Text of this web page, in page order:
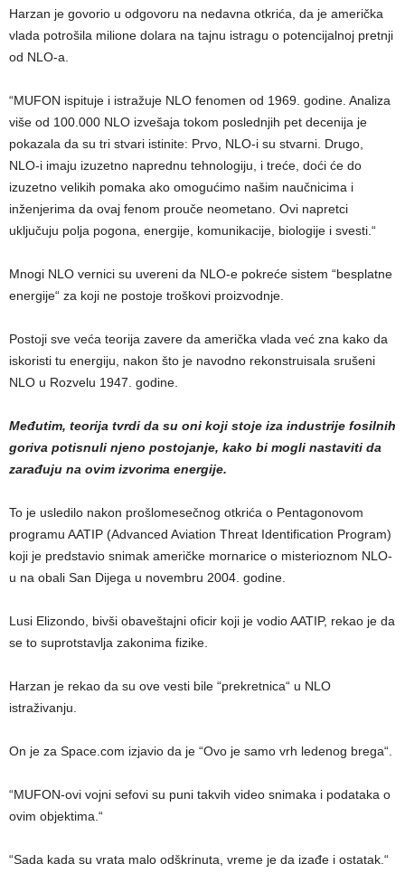
Harzan je govorio u odgovoru na nedavna otkrića, da je američka
vlada potrošila milione dolara na tajnu istragu o potencijalnoj pretnji
od NLO-a.
“MUFON ispituje i istražuje NLO fenomen od 1969. godine. Analiza
više od 100.000 NLO izvešaja tokom poslednjih pet decenija je
pokazala da su tri stvari istinite: Prvo, NLO-i su stvarni. Drugo,
NLO-i imaju izuzetno naprednu tehnologiju, i treće, doći će do
izuzetno velikih pomaka ako omogućimo našim naučnicima i
inženjerima da ovaj fenom prouče neometano. Ovi napretci
uključuju polja pogona, energije, komunikacije, biologije i svesti.“
Mnogi NLO vernici su uvereni da NLO-e pokreće sistem “besplatne
energije“ za koji ne postoje troškovi proizvodnje.
Postoji sve veća teorija zavere da američka vlada već zna kako da
iskoristi tu energiju, nakon što je navodno rekonstruisala srušeni
NLO u Rozvelu 1947. godine.
Međutim, teorija tvrdi da su oni koji stoje iza industrije fosilnih
goriva potisnuli njeno postojanje, kako bi mogli nastaviti da
zarađuju na ovim izvorima energije.
To je usledilo nakon prošlomesečnog otkrića o Pentagonovom
programu AATIP (Advanced Aviation Threat Identification Program)
koji je predstavio snimak američke mornarice o misterioznom NLO-
u na obali San Dijega u novembru 2004. godine.
Lusi Elizondo, bivši obaveštajni oficir koji je vodio AATIP, rekao je da
se to suprotstavlja zakonima fizike.
Harzan je rekao da su ove vesti bile “prekretnica“ u NLO
istraživanju.
On je za Space.com izjavio da je “Ovo je samo vrh ledenog brega“.
“MUFON-ovi vojni sefovi su puni takvih video snimaka i podataka o
ovim objektima.“
“Sada kada su vrata malo odškrinuta, vreme je da izađe i ostatak.“